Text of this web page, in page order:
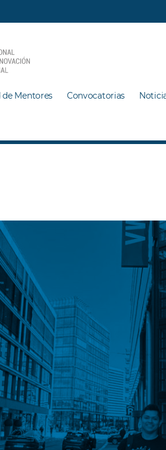
de Mentores Convocatorias